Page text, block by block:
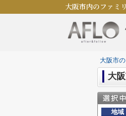
大阪市内のファミ
大阪市
大
地域